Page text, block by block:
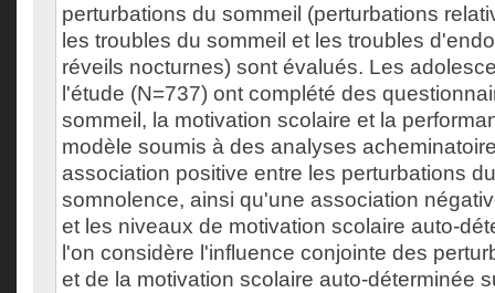
perturbations du sommeil (perturbations
les troubles du sommeil et les troubles
réveils nocturnes) sont évalués. Les
l'étude (N=737) ont complété des
sommeil, la motivation scolaire et la
modèle soumis à des analyses
association positive entre les perturbations
somnolence, ainsi qu'une association
et les niveaux de motivation scolaire auto-
l'on considère l'influence conjointe des
et de la motivation scolaire auto-déterminée